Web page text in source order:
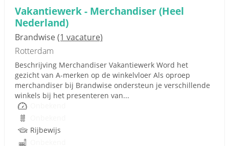
Vakantiewerk - Merchandiser (Heel
Nederland)
Brandwise(1 vacature)
Rotterdam
Beschrijving Merchandiser Vakantiewerk Word het
gezicht van A‑merken op de winkelvloer Als oproep
merchandiser bij Brandwise ondersteun je verschillende
winkels bij het presenteren van...
Rijbewijs